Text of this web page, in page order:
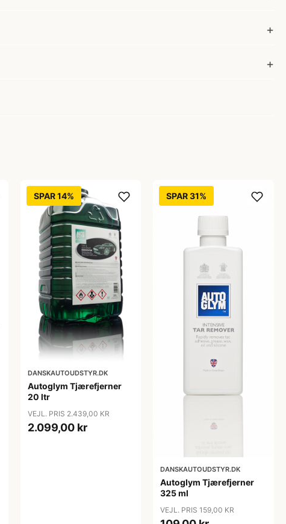
SPAR 14%
DANSKAUTOUDSTYR.DK
Autoglym Tjærefjerner
20 ltr
VEJL. PRIS 2.439,00 KR
2.099,00 kr
SPAR 31%
DANSKAUTOUDSTYR.DK
Autoglym Tjærefjerner
325 ml
VEJL. PRIS 159,00 KR